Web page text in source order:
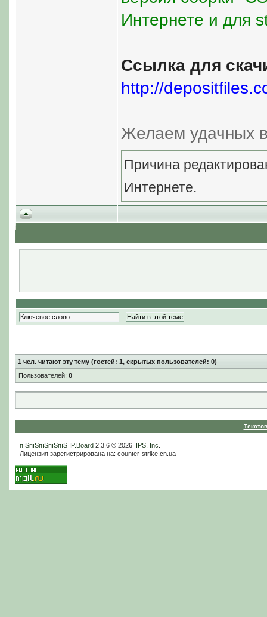
Интернете и для
Ссылка для
http://
Желаем удачных
Причина
Интернете.
1 чел. читают эту тему (гостей: 1, скрытых пользователей: 0)
Пользователей: 0
пїЅпїЅпїЅпїЅпїЅ IP.Board2.3.6 © 2026 IPS, Inc
Лицензия зарегистрирована на: counter-strike.cn.ua